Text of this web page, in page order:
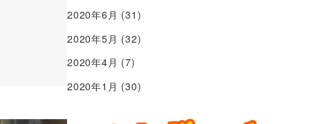
2020年6月 (31)
2020年5月 (32)
2020年4月 (7)
2020年1月 (30)